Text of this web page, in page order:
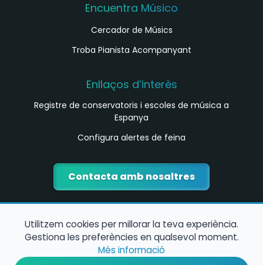
Encuentra Músico
Cercador de Músics
Troba Pianista Acompanyant
Enllaços d’interès
Registre de conservatoris i escoles de música a
Espanya
Configura alertes de feina
Contacta amb nosaltres
Utilitzem cookies per millorar la teva experiència.
Gestiona les preferències en qualsevol moment.
Més informació